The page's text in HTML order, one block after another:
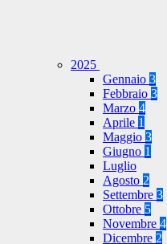
2025
Gennaio 3
Febbraio 3
Marzo 4
Aprile 1
Maggio 3
Giugno 1
Luglio
Agosto 2
Settembre 3
Ottobre 5
Novembre 4
Dicembre 2